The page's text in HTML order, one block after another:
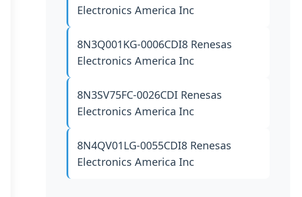
Electronics America Inc
8N3Q001KG-0006CDI8 Renesas
Electronics America Inc
8N3SV75FC-0026CDI Renesas
Electronics America Inc
8N4QV01LG-0055CDI8 Renesas
Electronics America Inc